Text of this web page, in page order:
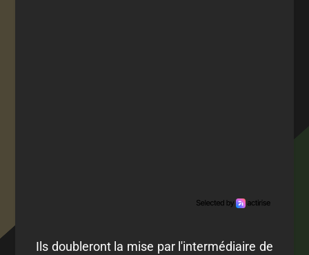
Ils doubleront la mise par l'intermédiaire de